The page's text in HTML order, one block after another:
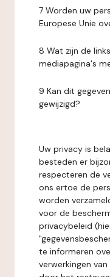
7 Worden uw
Europese Unie
8 Wat zijn de
mediapagina's
9 Kan dit
gewijzigd?
Uw privacy is
besteden er
respecteren de
ons ertoe de
worden
voor de
privacybeleid
te informeren
verwerkingen